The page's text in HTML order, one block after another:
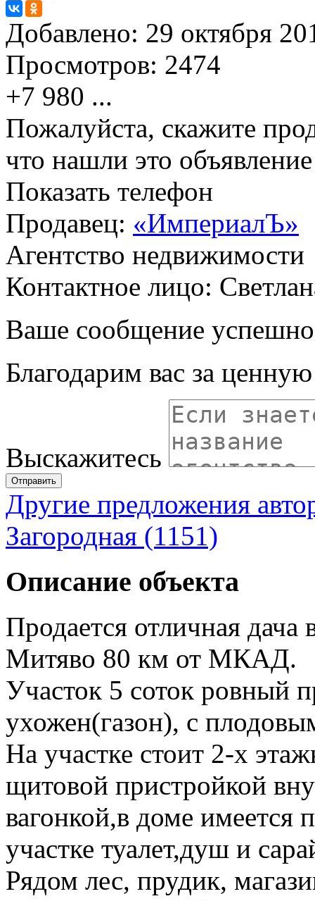
Добавлено: 29 октября
Просмотров: 2474
+7 980 ...
Пожалуйста, скажите
что нашли это
Показать телефон
Продавец: «ИмпериалЪ»
Агентство недвижимости
Контактное лицо:
Ваше сообщение успешно
Благодарим вас за
Выскажитесь
Отправить
Другие предложения
Загородная (1151)
Описание объекта
Продается отличная
Митяво 80 км от МКАД.
Участок 5 соток ровный
ухожен(газон), с
На участке стоит 2-х
щитовой пристройкой
вагонкой,в доме имеется
участке туалет,душ и
Рядом лес, прудик,